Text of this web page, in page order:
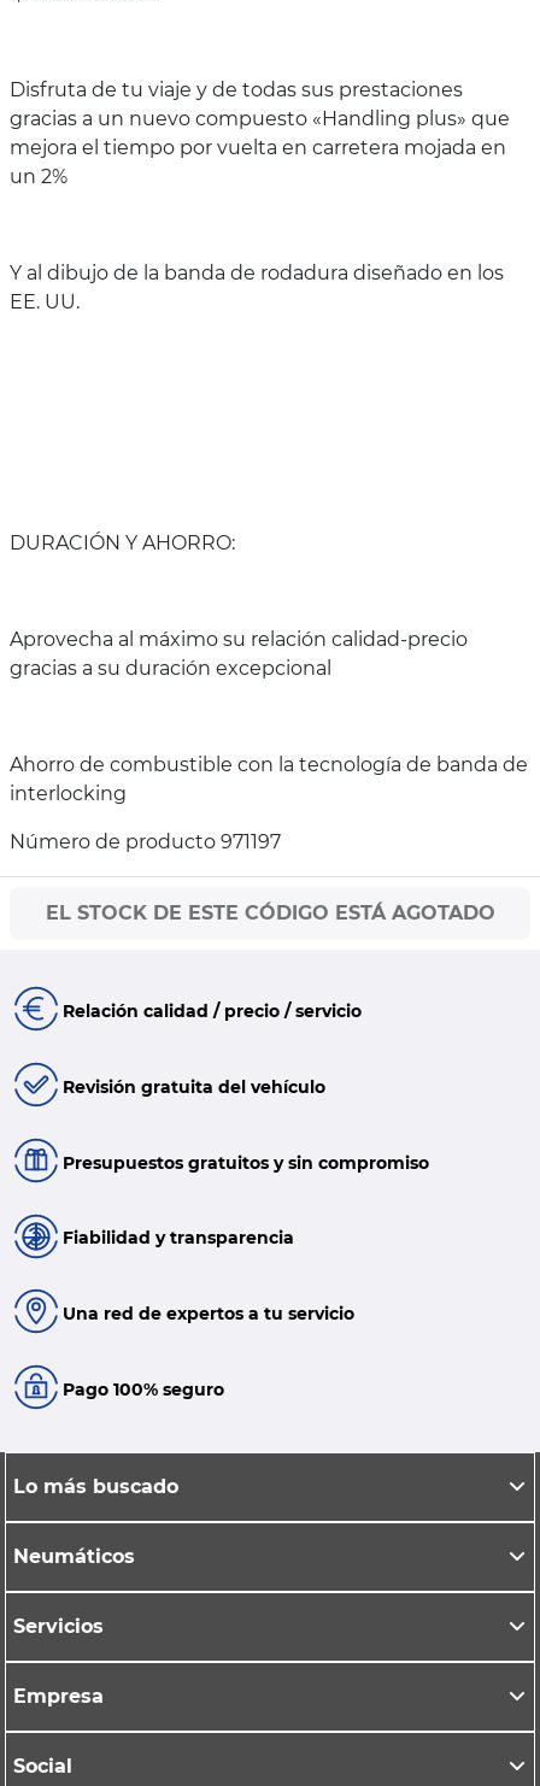
Disfruta de tu viaje y de todas sus prestaciones
gracias a un nuevo compuesto «Handling plus» que
mejora el tiempo por vuelta en carretera mojada en
un 2%
Y al dibujo de la banda de rodadura diseñado en los
EE. UU.
DURACIÓN Y AHORRO:
Aprovecha al máximo su relación calidad-precio
gracias a su duración excepcional
Ahorro de combustible con la tecnología de banda de
interlocking
Número de producto 971197
EL STOCK DE ESTE CÓDIGO ESTÁ AGOTADO
Relación calidad / precio / servicio
Revisión gratuita del vehículo
Presupuestos gratuitos y sin compromiso
Fiabilidad y transparencia
Una red de expertos a tu servicio
Pago 100% seguro
Lo más buscado
Neumáticos
Servicios
Empresa
Social